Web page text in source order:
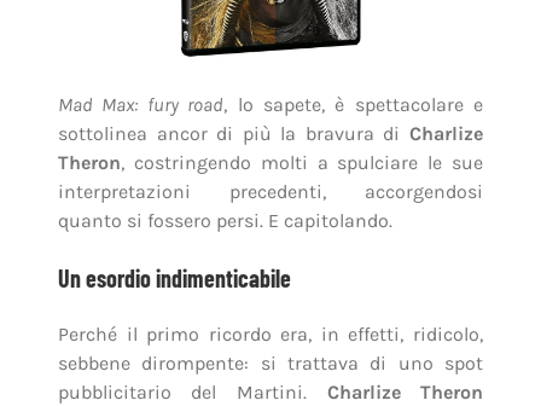
Mad Max: fury road, lo sapete, è spettacolare e
sottolinea ancor di più la bravura diCharlize
Theron, costringendo molti a spulciare le sue
interpretazioni precedenti, accorgendosi
quanto si fossero persi. E capitolando.
Un esordio indimenticabile
Perché il primo ricordo era, in effetti, ridicolo,
sebbene dirompente: si trattava di uno spot
pubblicitario del Martini. Charlize Theron